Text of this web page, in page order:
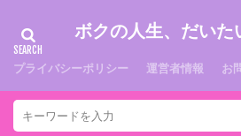
ボクの人生、だいた
プライバシーポリシー 運営者情報 お